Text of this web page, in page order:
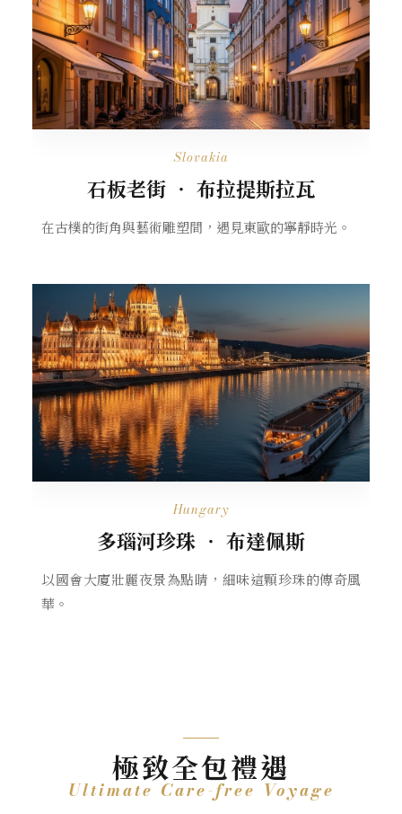
Slovakia
石板老街 ‧ 布拉提斯拉瓦
在古樸的街角與藝術雕塑間，遇見東歐的寧靜時光。
Hungary
多瑙河珍珠 ‧ 布達佩斯
以國會大廈壯麗夜景為點睛，細味這顆珍珠的傳奇風
華。
極致全包禮遇
Ultimate Care-free Voyage